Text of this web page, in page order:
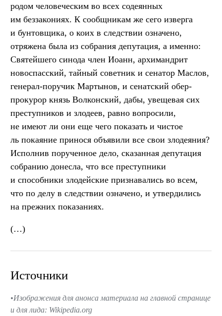
родом человеческим во всех содеянных
им беззакониях. К сообщникам же сего изверга
и бунтовщика, о коих в следствии означено,
отряжена была из собрания депутация, а именно:
Святейшего синода член Иоанн, архимандрит
новоспасский, тайный советник и сенатор Маслов,
генерал-поручик Мартынов, и сенатский обер-
прокурор князь Волконский, дабы, увещевая сих
преступников и злодеев, равно вопросили,
не имеют ли они еще чего показать и чистое
ль покаяние принося объявили все свои злодеяния?
Исполнив порученное дело, сказанная депутация
собранию донесла, что все преступники
и способники злодейские признавались во всем,
что по делу в следствии означено, и утвердились
на прежних показаниях.
(…)
Источники
Изображения для анонса материала на главной странице
и для лида: Wikipedia.org